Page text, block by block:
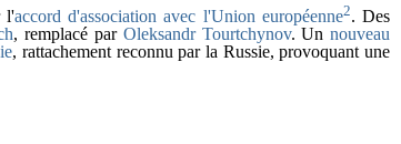
l'accord d'association avec l'Union européenne2. Des
, remplacé par Oleksandr Tourtchynov. Unnouveau
, rattachement reconnu par la Russie, provoquant une